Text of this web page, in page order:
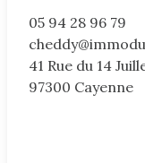
05 94 28 96 79
41 Rue du 14
97300 Cayenne